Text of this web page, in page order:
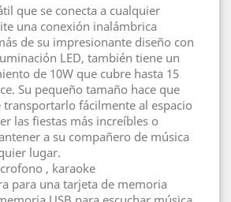
que se conecta a cualquier
una conexión inalámbrica
de su impresionante diseño con
LED, también tiene un
de 10W que cubre hasta 15
Su pequeño tamaño hace que
transportarlo fácilmente al espacio
las fiestas más increíbles o
a su compañero de música
lugar.
, karaoke
para una tarjeta de memoria